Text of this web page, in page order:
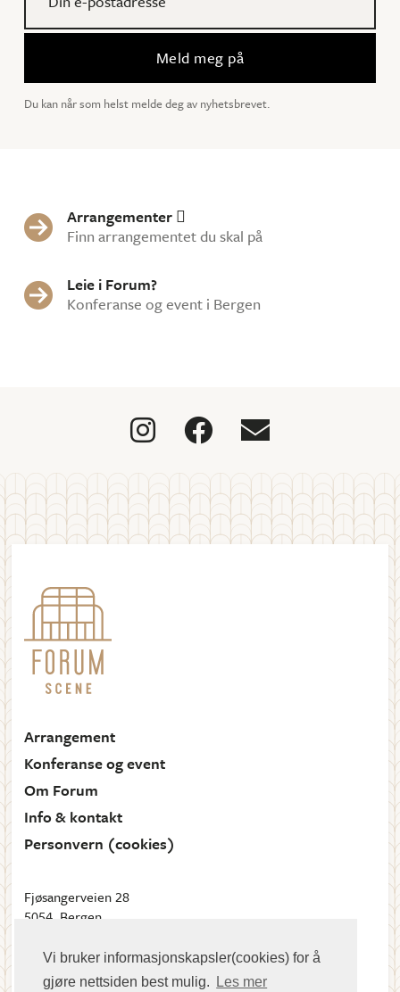
Vi bruker informasjonskapsler(cookies) for å
gjøre nettsiden best mulig.
Les mer
Du kan når som helst melde deg av nyhetsbrevet.
 Arrangementer
Finn arrangementet du skal på

Leie i Forum?
Konferanse og event i Bergen
  
Arrangement
Konferanse og event
Om Forum
Info & kontakt
Personvern (cookies)
Fjøsangerveien 28
5054, Bergen